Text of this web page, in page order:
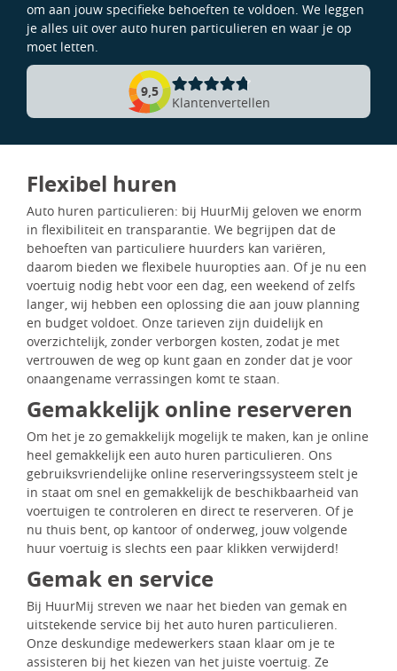
om aan jouw specifieke behoeften te voldoen. We leggen
je alles uit over auto huren particulieren en waar je op
moet letten.
9,5
Klantenvertellen
Flexibel huren
Auto huren particulieren: bij HuurMij geloven we enorm
in flexibiliteit en transparantie. We begrijpen dat de
behoeften van particuliere huurders kan variëren,
daarom bieden we flexibele huuropties aan. Of je nu een
voertuig nodig hebt voor een dag, een weekend of zelfs
langer, wij hebben een oplossing die aan jouw planning
en budget voldoet. Onze tarieven zijn duidelijk en
overzichtelijk, zonder verborgen kosten, zodat je met
vertrouwen de weg op kunt gaan en zonder dat je voor
onaangename verrassingen komt te staan.
Gemakkelijk online reserveren
Om het je zo gemakkelijk mogelijk te maken, kan je online
heel gemakkelijk een auto huren particulieren. Ons
gebruiksvriendelijke online reserveringssysteem stelt je
in staat om snel en gemakkelijk de beschikbaarheid van
voertuigen te controleren en direct te reserveren. Of je
nu thuis bent, op kantoor of onderweg, jouw volgende
huur voertuig is slechts een paar klikken verwijderd!
Gemak en service
Bij HuurMij streven we naar het bieden van gemak en
uitstekende service bij het auto huren particulieren.
Onze deskundige medewerkers staan klaar om je te
assisteren bij het kiezen van het juiste voertuig. Ze